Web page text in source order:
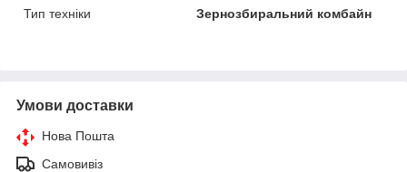
Тип техніки
Зернозбиральний комбайн
Умови доставки
Нова Пошта
Самовивіз